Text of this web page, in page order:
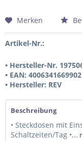
Merken
Artikel-Nr.:
• Hersteller-Nr.
• EAN: 4006341669902
• Hersteller: REV
Beschreibung
• Steckdosen mit
Schaltzeiten/Tag •...